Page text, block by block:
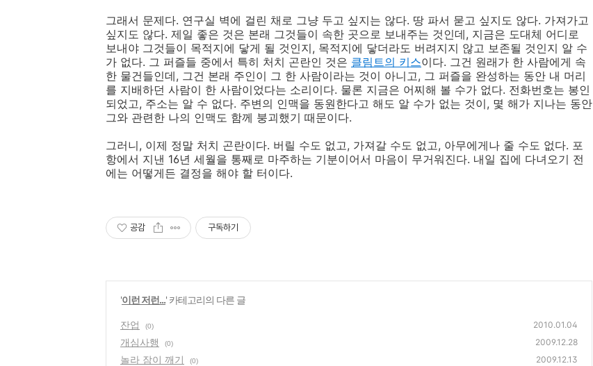
그래서 문제다. 연구실 벽에 걸린 채로 그냥 두고 싶지는 않다. 땅 파서 묻고 싶지도 않다. 가져가고
싶지도 않다. 제일 좋은 것은 본래 그것들이 속한 곳으로 보내주는 것인데, 지금은 도대체 어디로
보내야 그것들이 목적지에 닿게 될 것인지, 목적지에 닿더라도 버려지지 않고 보존될 것인지 알 수
가 없다. 그 퍼즐들 중에서 특히 처치 곤란인 것은 클림트의 키스이다. 그건 원래가 한 사람에게 속
한 물건들인데, 그건 본래 주인이 그 한 사람이라는 것이 아니고, 그 퍼즐을 완성하는 동안 내 머리
를 지배하던 사람이 한 사람이었다는 소리이다. 물론 지금은 어찌해 볼 수가 없다. 전화번호는 봉인
되었고, 주소는 알 수 없다. 주변의 인맥을 동원한다고 해도 알 수가 없는 것이, 몇 해가 지나는 동안
그와 관련한 나의 인맥도 함께 붕괴했기 때문이다.
그러니, 이제 정말 처치 곤란이다. 버릴 수도 없고, 가져갈 수도 없고, 아무에게나 줄 수도 없다. 포
항에서 지낸 16년 세월을 통째로 마주하는 기분이어서 마음이 무거워진다. 내일 집에 다녀오기 전
에는 어떻게든 결정을 해야 할 터이다.
공감 구독하기
'이런 저런...' 카테고리의 다른 글
잔업 (0) 2010.01.04
개심사행 (0) 2009.12.28
놀라 잠이 깨기 (0) 2009.12.13